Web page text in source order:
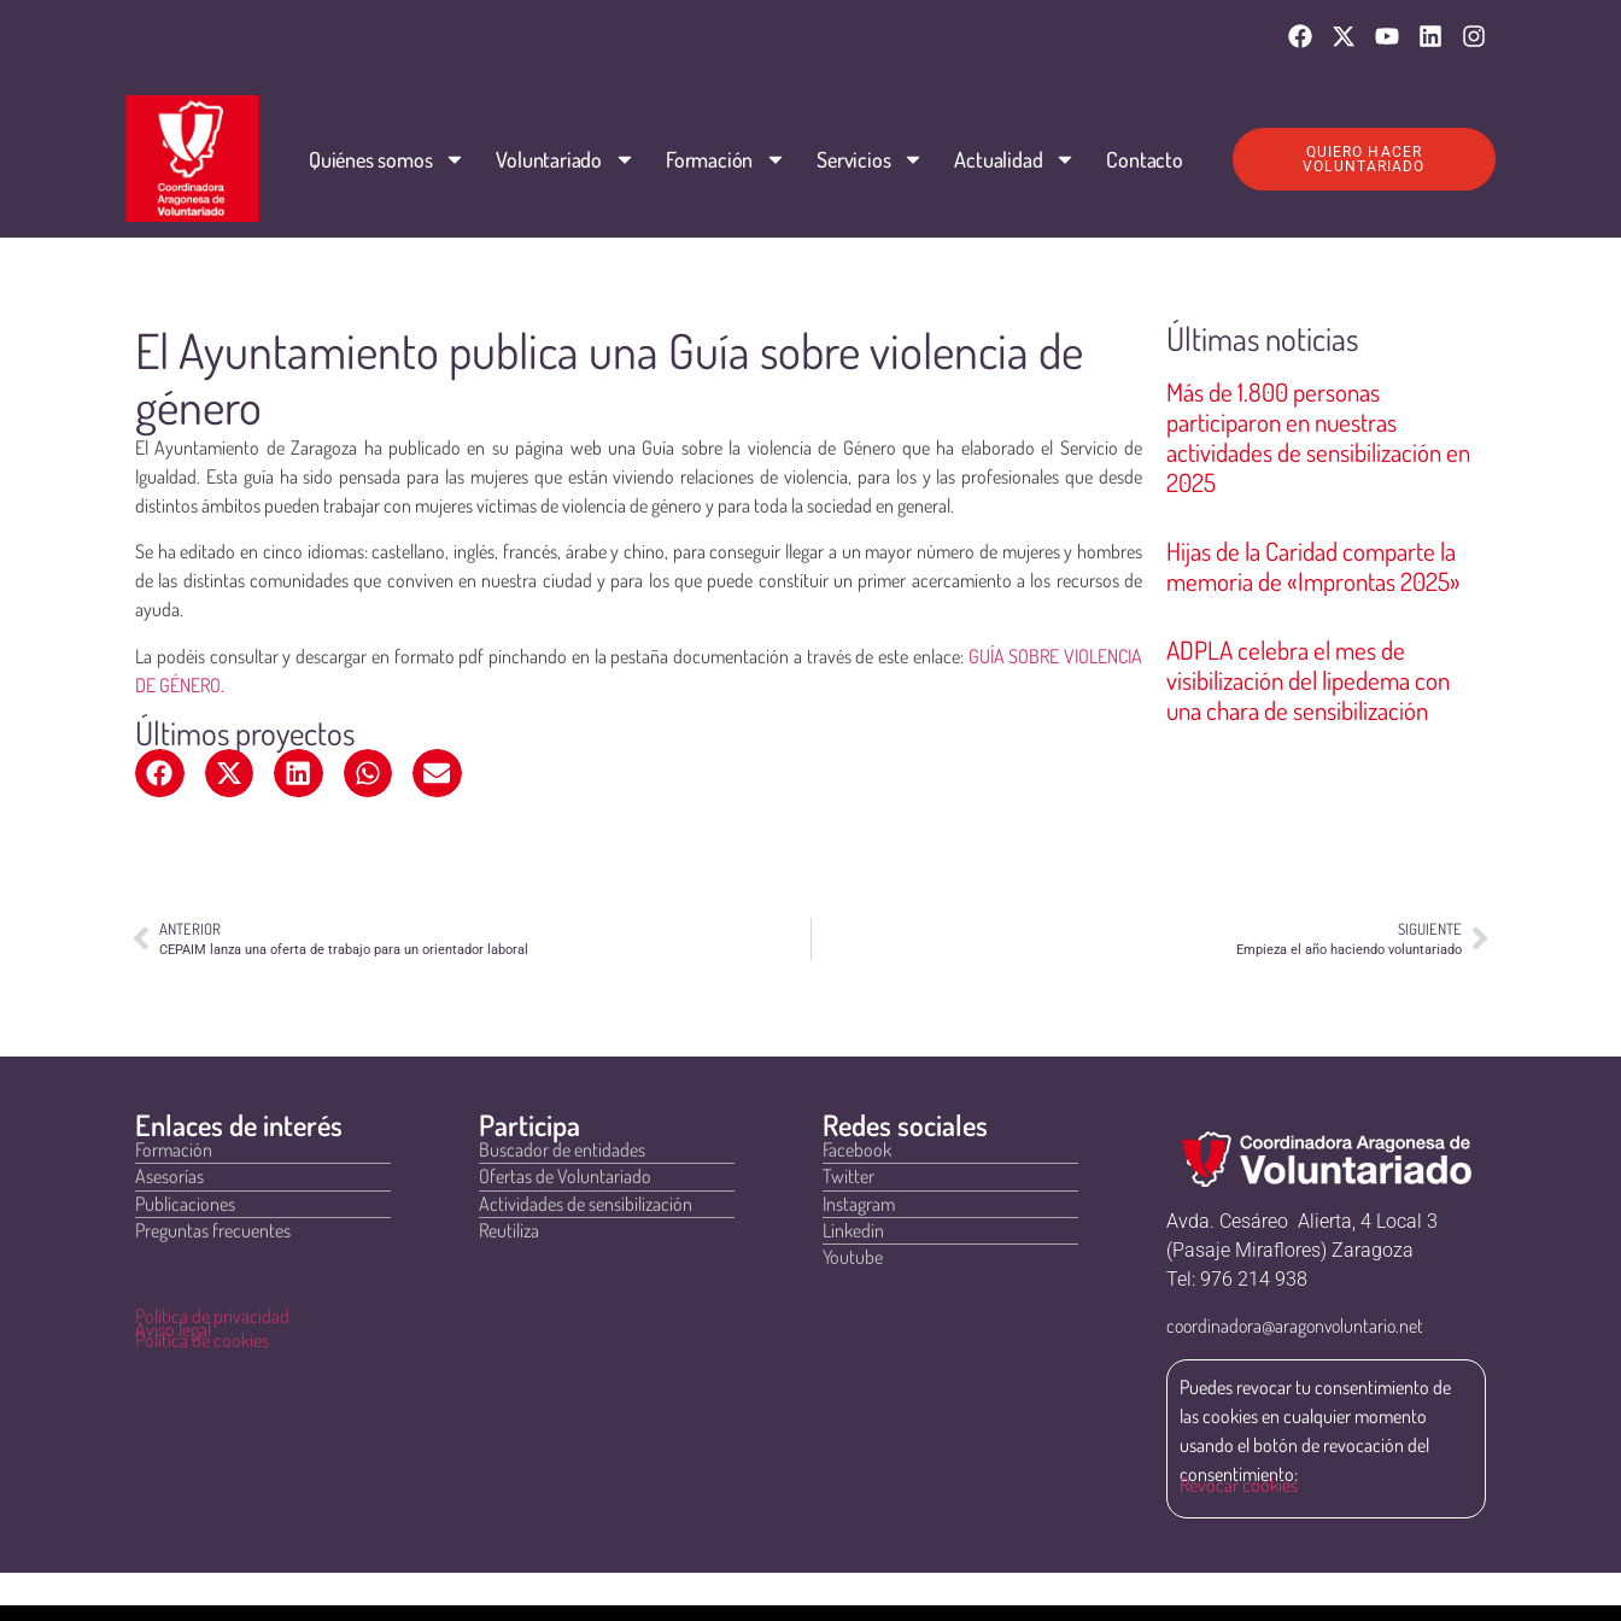
Quiénes somos Voluntariado Formación Servicios Actualidad Contacto
QUIERO HACER
VOLUNTARIADO
El Ayuntamiento publica una Guía sobre violencia de
género
El Ayuntamiento de Zaragoza ha publicado en su página web una Guía sobre la violencia de Género que ha elaborado el Servicio de
Igualdad. Esta guía ha sido pensada para las mujeres que están viviendo relaciones de violencia, para los y las profesionales que desde
distintos ámbitos pueden trabajar con mujeres víctimas de violencia de género y para toda la sociedad en general.
Se ha editado en cinco idiomas: castellano, inglés, francés, árabe y chino, para conseguir llegar a un mayor número de mujeres y hombres
de las distintas comunidades que conviven en nuestra ciudad y para los que puede constituir un primer acercamiento a los recursos de
ayuda.
La podéis consultar y descargar en formato pdf pinchando en la pestaña documentación a través de este enlace: GUÍA SOBRE VIOLENCIA
DE GÉNERO.
Últimos proyectos
Últimas noticias
Más de 1.800 personas
participaron en nuestras
actividades de sensibilización en
2025
Hijas de la Caridad comparte la
memoria de «Improntas 2025»
ADPLA celebra el mes de
visibilización del lipedema con
una chara de sensibilización
ANTERIOR
CEPAIM lanza una oferta de trabajo para un orientador laboral
SIGUIENTE
Empieza el año haciendo voluntariado
Enlaces de interés
Formación
Asesorías
Publicaciones
Preguntas frecuentes
Política de privacidad
Aviso legal
Política de cookies
Participa
Buscador de entidades
Ofertas de Voluntariado
Actividades de sensibilización
Reutiliza
Redes sociales
Facebook
Twitter
Instagram
Linkedin
Youtube
Avda. Cesáreo Alierta, 4 Local 3
(Pasaje Miraflores) Zaragoza
Tel: 976 214 938
coordinadora@aragonvoluntario.net
Puedes revocar tu consentimiento de
las cookies en cualquier momento
usando el botón de revocación del
consentimiento:
Revocar cookies